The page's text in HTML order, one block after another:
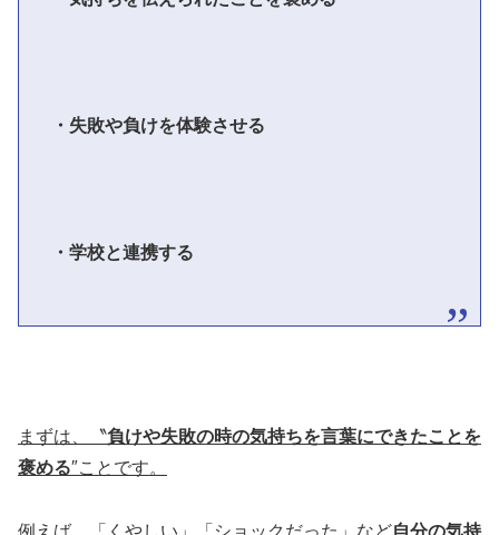
・失敗や負けを体験させる
・学校と連携する
まずは、〝負けや失敗の時の気持ちを言葉にできたことを
褒める″ことです。